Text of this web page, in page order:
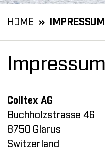
HOME IMPRESSUM
Impressum
Colltex AG
Buchholzstrasse 46
8750 Glarus
Switzerland